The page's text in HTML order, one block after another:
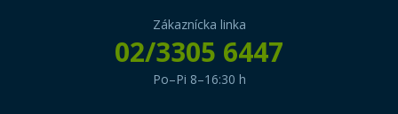
Zákaznícka linka
02/3305 6447
Po–Pi 8–16:30 h